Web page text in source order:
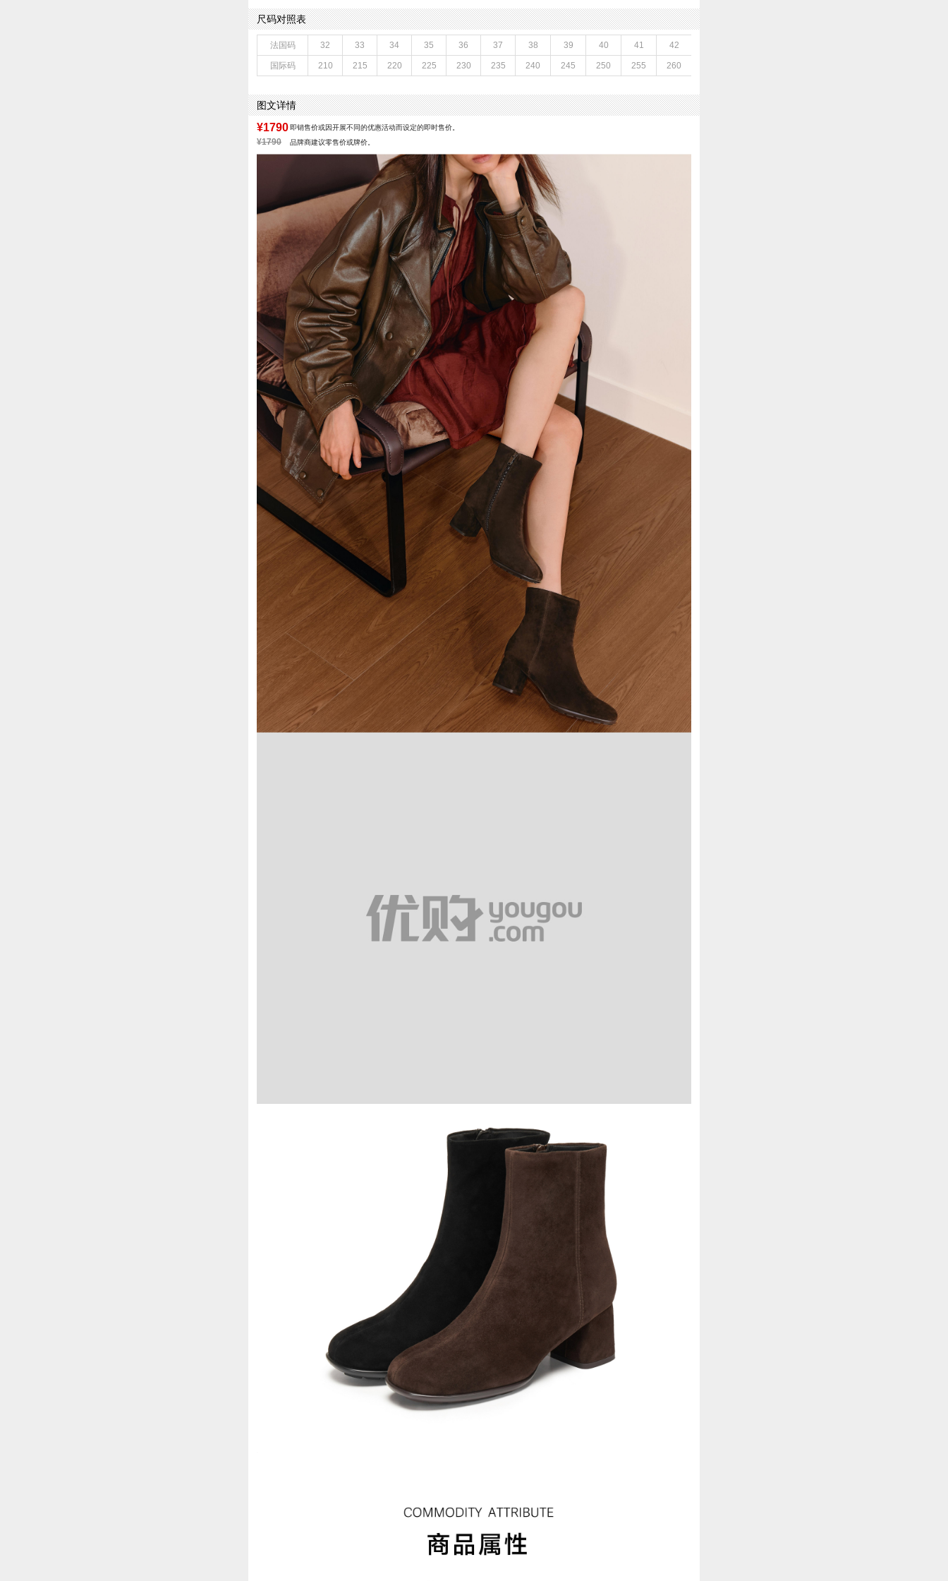
鞋类流行款式：时装靴
流行元素：绒面
靴筒筒面材质：羊皮革
闭合方式：侧拉链
前掌高度：1CM
款式季节：冬季
配跟：无
鞋垫材质：猪皮革
鞋头款式：圆头
鞋面材质：羊皮革
制鞋工艺：胶贴皮鞋
跟高数值：5.5CM
性别：女子
皮质特征：羊皮革
筒高数值：14.5CM
风格：时尚潮流
尺码对照表
法国码 32 33 34 35 36 37 38 39 40 41 42
国际码 210 215 220 225 230 235 240 245 250 255 260
图文详情
¥1790 即销售价或因开展不同的优惠活动而设定的即时售价。
¥1790 品牌商建议零售价或牌价。